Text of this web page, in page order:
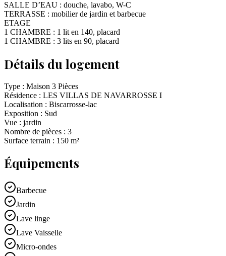
SALLE D’EAU : douche, lavabo, W-C
TERRASSE : mobilier de jardin et barbecue
ETAGE
1 CHAMBRE : 1 lit en 140, placard
1 CHAMBRE : 3 lits en 90, placard
Détails du logement
Type : Maison 3 Pièces
Résidence : LES VILLAS DE NAVARROSSE I
Localisation : Biscarrosse-lac
Exposition : Sud
Vue : jardin
Nombre de pièces : 3
Surface terrain : 150 m²
Équipements
Barbecue
Jardin
Lave linge
Lave Vaisselle
Micro-ondes